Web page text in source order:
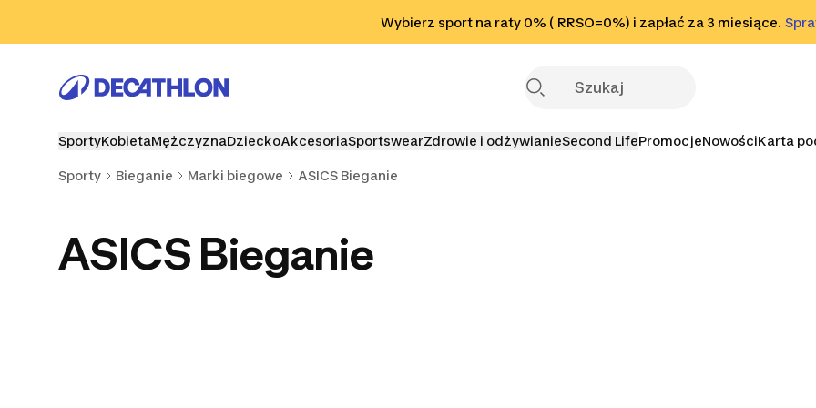
Przejdź do stopki
Wybierz sport na raty 0% ( RRSO=0%) i zapłać za 3 miesiące.
Sprawdź
SportyKobietaMężczyznaDzieckoAkcesoriaSportswearZdrowie i odżywianieSecond LifePromocjeNowościKarta
Sporty Bieganie Marki biegowe ASICS Bieganie
ASICS Bieganie